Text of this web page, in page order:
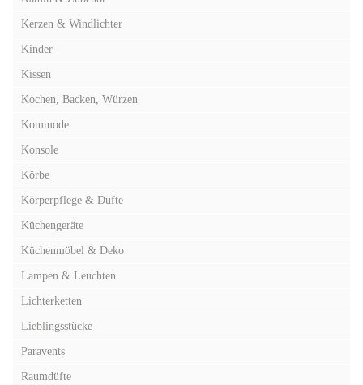
Kerzen & Windlichter
Kinder
Kissen
Kochen, Backen, Würzen
Kommode
Konsole
Körbe
Körperpflege & Düfte
Küchengeräte
Küchenmöbel & Deko
Lampen & Leuchten
Lichterketten
Lieblingsstücke
Paravents
Raumdüfte